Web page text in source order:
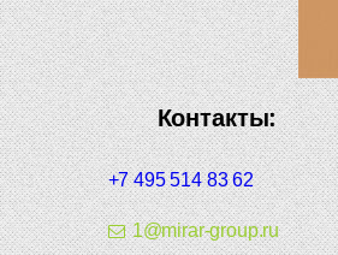
Контакты:
+7 495 514 83 62
1@mirar-group.ru